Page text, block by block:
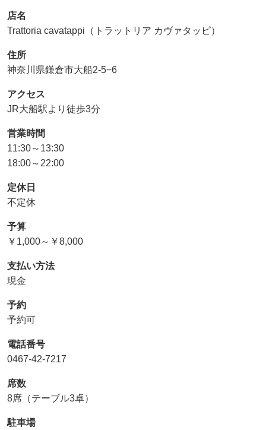
店名
Trattoria cavatappi（トラットリア カヴァタッピ）
住所
神奈川県鎌倉市大船2-5−6
アクセス
JR大船駅より徒歩3分
営業時間
11:30～13:30
18:00～22:00
定休日
不定休
予算
￥1,000～￥8,000
支払い方法
現金
予約
予約可
電話番号
0467-42-7217
席数
8席（テーブル3卓）
駐車場